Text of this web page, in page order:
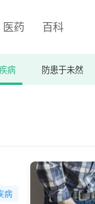
医药 百科
病 防患于未然
病